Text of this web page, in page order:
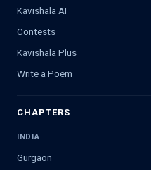
Kavishala AI
Contests
Kavishala Plus
Write a Poem
CHAPTERS
INDIA
Gurgaon